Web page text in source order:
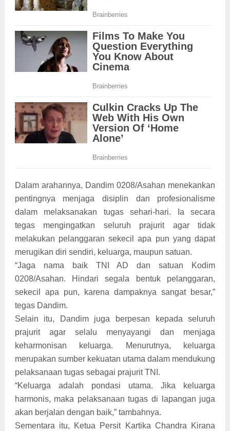
Dalam arahannya, Dandim 0208/Asahan menekankan
pentingnya menjaga disiplin dan profesionalisme
dalam melaksanakan tugas sehari-hari. Ia secara
tegas mengingatkan seluruh prajurit agar tidak
melakukan pelanggaran sekecil apa pun yang dapat
merugikan diri sendiri, keluarga, maupun satuan.
“Jaga nama baik TNI AD dan satuan Kodim
0208/Asahan. Hindari segala bentuk pelanggaran,
sekecil apa pun, karena dampaknya sangat besar,”
tegas Dandim.
Selain itu, Dandim juga berpesan kepada seluruh
prajurit agar selalu menyayangi dan menjaga
keharmonisan keluarga. Menurutnya, keluarga
merupakan sumber kekuatan utama dalam mendukung
pelaksanaan tugas sebagai prajurit TNI.
“Keluarga adalah pondasi utama. Jika keluarga
harmonis, maka pelaksanaan tugas di lapangan juga
akan berjalan dengan baik,” tambahnya.
Sementara itu, Ketua Persit Kartika Chandra Kirana